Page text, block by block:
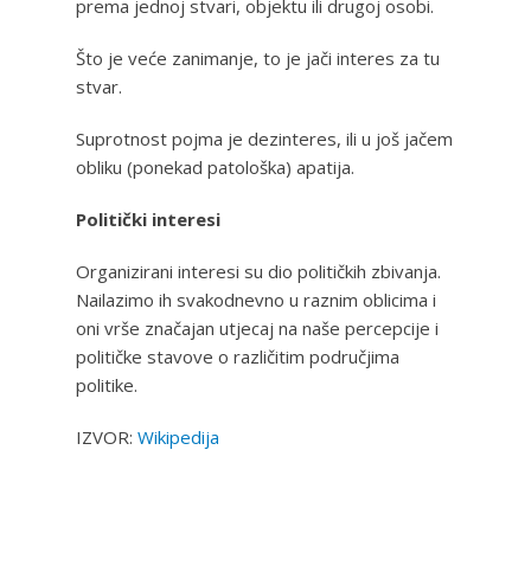
prema jednoj stvari, objektu ili drugoj osobi.
Što je veće zanimanje, to je jači interes za tu
stvar.
Suprotnost pojma je dezinteres, ili u još jačem
obliku (ponekad patološka) apatija.
Politički interesi
Organizirani interesi su dio političkih zbivanja.
Nailazimo ih svakodnevno u raznim oblicima i
oni vrše značajan utjecaj na naše percepcije i
političke stavove o različitim područjima
politike.
IZVOR: Wikipedija